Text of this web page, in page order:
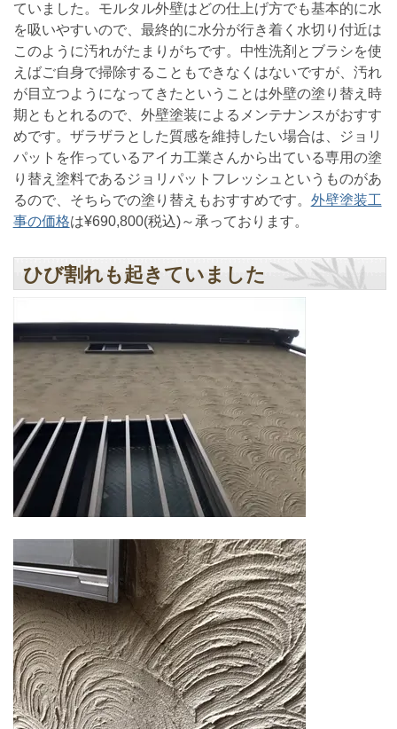
ていました。モルタル外壁はどの仕上げ方でも基本的に水
を吸いやすいので、最終的に水分が行き着く水切り付近は
このように汚れがたまりがちです。中性洗剤とブラシを使
えばご自身で掃除することもできなくはないですが、汚れ
が目立つようになってきたということは外壁の塗り替え時
期ともとれるので、外壁塗装によるメンテナンスがおすす
めです。ザラザラとした質感を維持したい場合は、ジョリ
パットを作っているアイカ工業さんから出ている専用の塗
り替え塗料であるジョリパットフレッシュというものがあ
るので、そちらでの塗り替えもおすすめです。 外壁塗装工
事の価格は¥690,800(税込)～承っております。
ひび割れも起きていました